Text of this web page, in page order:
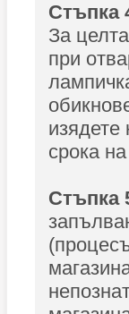
Стъпка
За
при
срока
Стъпка